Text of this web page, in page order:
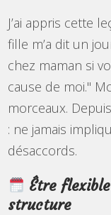
J’ai appris cette
fille m’a dit un
chez maman si
cause de moi."
morceaux.
: ne jamais
désaccords.
Être
structure